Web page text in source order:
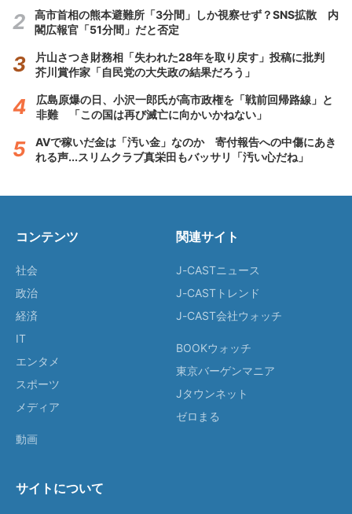
高市首相の熊本避難所「3分間」しか視察せず？SNS拡散 内
閣広報官「51分間」だと否定
片山さつき財務相「失われた28年を取り戻す」投稿に批判
芥川賞作家「自民党の大失政の結果だろう」
広島原爆の日、小沢一郎氏が高市政権を「戦前回帰路線」と
非難 「この国は再び滅亡に向かいかねない」
AVで稼いだ金は「汚い金」なのか 寄付報告への中傷にあき
れる声...スリムクラブ真栄田もバッサリ「汚い心だね」
コンテンツ
社会
政治
経済
IT
エンタメ
スポーツ
メディア
動画
関連サイト
J-CASTニュース
J-CASTトレンド
J-CAST会社ウォッチ
BOOKウォッチ
東京バーゲンマニア
Jタウンネット
ゼロまる
サイトについて